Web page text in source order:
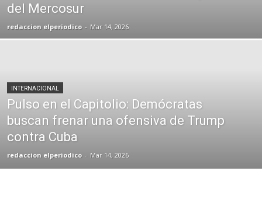
del Mercosur
redaccion elperiodico - Mar 14, 2026
INTERNACIONAL
Pulso en el Capitolio: Demócratas
buscan frenar una ofensiva de Trump
contra Cuba
redaccion elperiodico - Mar 14, 2026